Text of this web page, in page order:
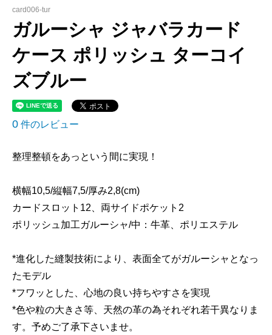
card006-tur
ガルーシャ ジャバラカード
ケース ポリッシュ ターコイ
ズブルー
0 件のレビュー
整理整頓をあっという間に実現！
横幅10,5/縦幅7,5/厚み2,8(cm)
カードスロット12、両サイドポケット2
ポリッシュ加工ガルーシャ/中：牛革、ポリエステル
*進化した縫製技術により、表面全てがガルーシャとなっ
たモデル
*フワッとした、心地の良い持ちやすさを実現
*色や粒の大きさ等、天然の革の為それぞれ若干異なりま
す。予めご了承下さいませ。